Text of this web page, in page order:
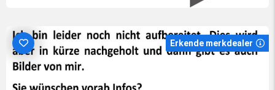
Erkende merkdealer